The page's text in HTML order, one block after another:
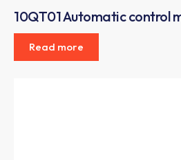
10QT01 Automatic control
Read more